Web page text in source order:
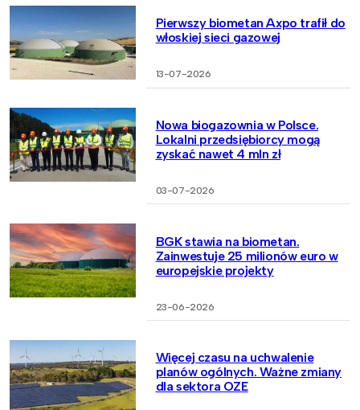
Pierwszy biometan Axpo trafił do
włoskiej sieci gazowej
13-07-2026
Nowa biogazownia w Polsce.
Lokalni przedsiębiorcy mogą
zyskać nawet 4 mln zł
03-07-2026
BGK stawia na biometan.
Zainwestuje 25 milionów euro w
europejskie projekty
23-06-2026
Więcej czasu na uchwalenie
planów ogólnych. Ważne zmiany
dla sektora OZE